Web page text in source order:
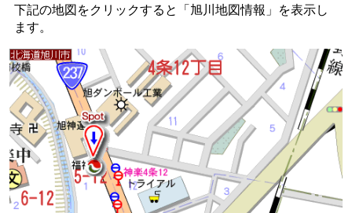
下記の地図をクリックすると
「旭川地図情報」
を表示し
ます。